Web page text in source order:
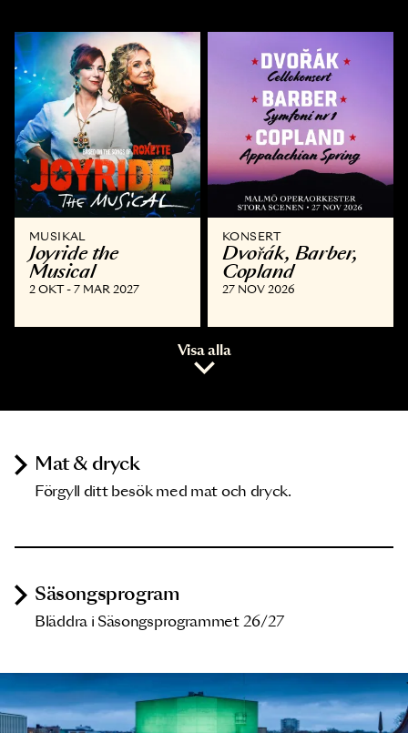
MUSIKAL
Joyride the
Musical
2 OKT - 7 MAR 2027
KONSERT
Dvořák, Barber,
Copland
27 NOV 2026
Visa alla
Mat & dryck
Förgyll ditt besök med mat och dryck.
Säsongsprogram
Bläddra i Säsongsprogrammet 26/27